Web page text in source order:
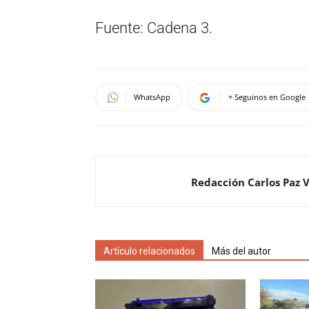
Fuente: Cadena 3.
WhatsApp + Seguinos en Google
Redacción Carlos Paz
Artículo relacionados Más del autor